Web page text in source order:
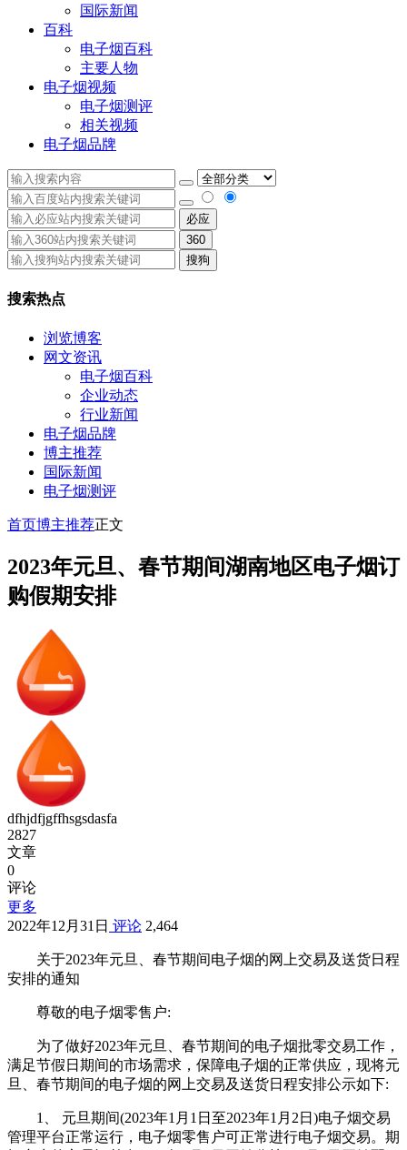
国际新闻
百科
电子烟百科
主要人物
电子烟视频
电子烟测评
相关视频
电子烟品牌
必应
360
搜狗
搜索热点
浏览博客
网文资讯
电子烟百科
企业动态
行业新闻
电子烟品牌
博主推荐
国际新闻
电子烟测评
首页博主推荐正文
2023年元旦、春节期间湖南地区电子烟订
购假期安排
dfhjdfjgffhsgsdasfa
2827
文章
0
评论
更多
2022年12月31日 评论 2,464
关于2023年元旦、春节期间电子烟的网上交易及送货日程
安排的通知
尊敬的电子烟零售户:
为了做好2023年元旦、春节期间的电子烟批零交易工作，
满足节假日期间的市场需求，保障电子烟的正常供应，现将元
旦、春节期间的电子烟的网上交易及送货日程安排公示如下:
1、 元旦期间(2023年1月1日至2023年1月2日)电子烟交易
管理平台正常运行，电子烟零售户可正常进行电子烟交易。期